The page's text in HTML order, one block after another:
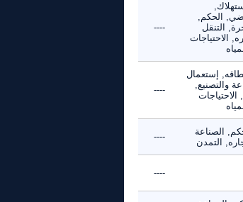
الحكم,
التنقل
الاحتياجات
----
إستعمال
والتصنيع,
الاحتياجات
----
الصناعة
التمدن
----
----